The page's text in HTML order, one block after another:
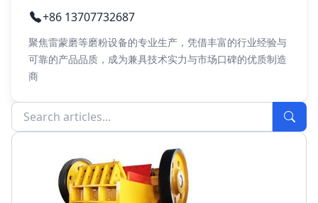
+86 13707732687
聚焦雷蒙磨等磨粉设备的专业生产，凭借丰富的行业经验与
可靠的产品品质，成为兼具技术实力与市场口碑的优质制造
商